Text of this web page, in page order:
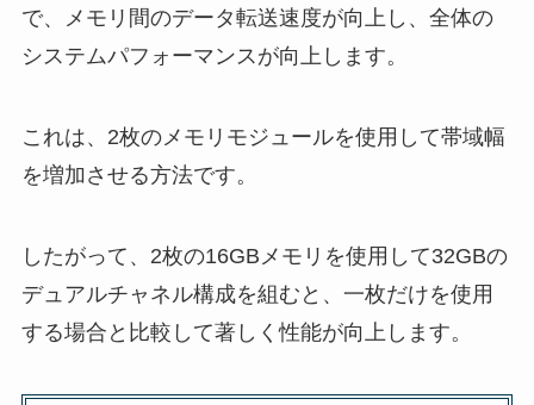
で、メモリ間のデータ転送速度が向上し、全体の
システムパフォーマンスが向上します。
これは、2枚のメモリモジュールを使用して帯域幅
を増加させる方法です。
したがって、2枚の16GBメモリを使用して32GBの
デュアルチャネル構成を組むと、一枚だけを使用
する場合と比較して著しく性能が向上します。